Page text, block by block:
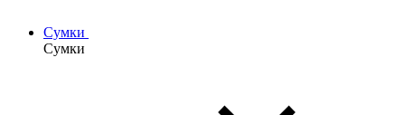
Сумки
Сумки